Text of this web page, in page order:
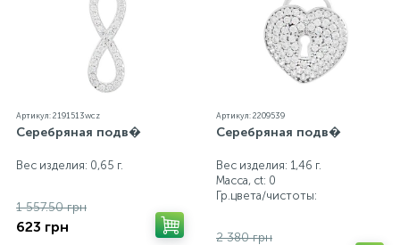
Артикул: 2191513wcz
Серебряная подв�
Вес изделия: 0,65 г.
1 557.50 грн
623 грн
Артикул: 2209539
Серебряная подв�
Вес изделия: 1,46 г.
Масса, ct: 0
Гр.цвета/чистоты:
2 380 грн